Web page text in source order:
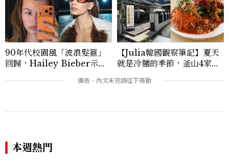
rriott等頂級飯店集團。 策劃並執行超過7
0篇深度專題「MC開房間」、260 篇以上
「玩咖懶人包」盤點類文章，致力用專業視
角提供讀者最新話題、兼具風格與實用的高
品質生活旅遊靈感內容。 Contact：ben
ny_yang@mctw.com.tw
90年代校園風「波浪髮箍」
回歸，Hailey Bieber示範
u髮箍未開賣先爆紅！
【Julia韓國觀察筆記】夏天
就是冷麵的季節，釜山4家必
本週熱門